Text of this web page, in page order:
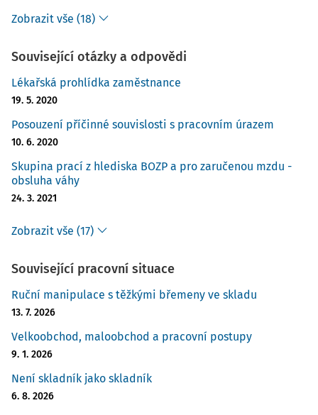
Zobrazit vše (18)
Související otázky a odpovědi
Lékařská prohlídka zaměstnance
19. 5. 2020
Posouzení příčinné souvislosti s pracovním úrazem
10. 6. 2020
Skupina prací z hlediska BOZP a pro zaručenou mzdu -
obsluha váhy
24. 3. 2021
Zobrazit vše (17)
Související pracovní situace
Ruční manipulace s těžkými břemeny ve skladu
13. 7. 2026
Velkoobchod, maloobchod a pracovní postupy
9. 1. 2026
Není skladník jako skladník
6. 8. 2026